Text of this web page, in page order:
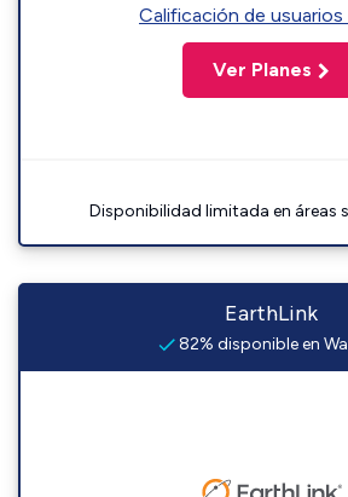
Calificación de
Ver Planes
Disponibilidad limitada en áreas
EarthLink
82% disponible en